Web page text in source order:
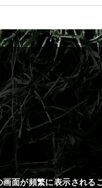
面が頻繁に表示されるこ